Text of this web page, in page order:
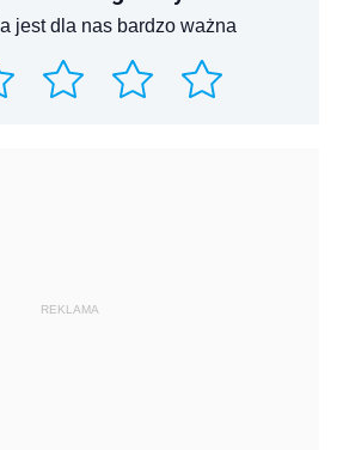
jest dla nas bardzo ważna
REKLAMA